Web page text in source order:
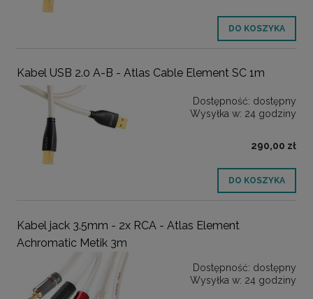
DO KOSZYKA
Kabel USB 2.0 A-B - Atlas Cable Element SC 1m
Dostępność: dostępny
Wysyłka w: 24 godziny
290,00 zł
DO KOSZYKA
Kabel jack 3.5mm - 2x RCA - Atlas Element
Achromatic Metik 3m
Dostępność: dostępny
Wysyłka w: 24 godziny